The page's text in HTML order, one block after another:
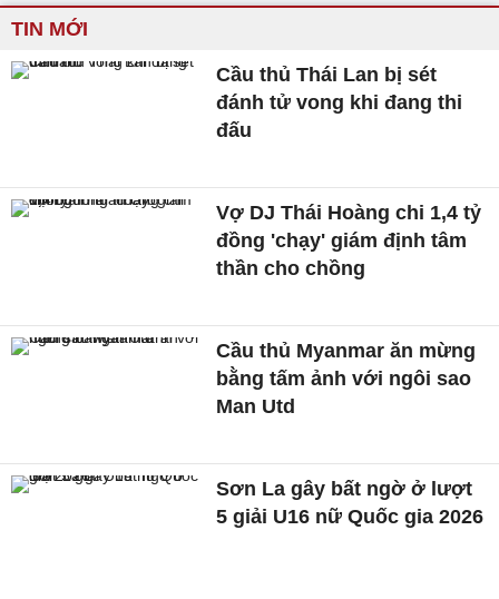
TIN MỚI
Cầu thủ Thái Lan bị sét
đánh tử vong khi đang thi
đấu
Vợ DJ Thái Hoàng chi 1,4 tỷ
đồng 'chạy' giám định tâm
thần cho chồng
Cầu thủ Myanmar ăn mừng
bằng tấm ảnh với ngôi sao
Man Utd
Sơn La gây bất ngờ ở lượt
5 giải U16 nữ Quốc gia 2026